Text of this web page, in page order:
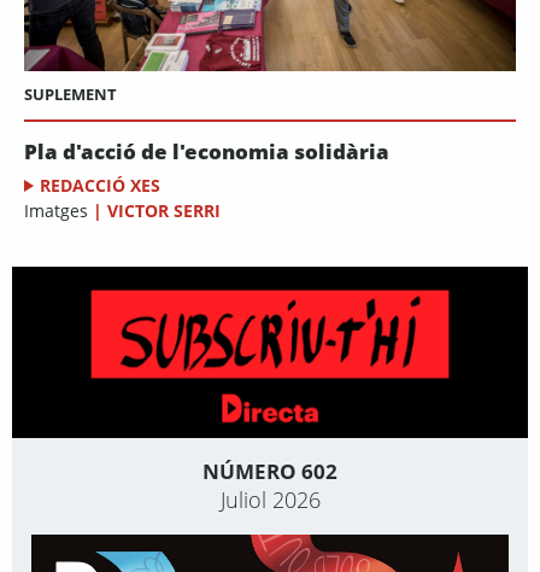
SUPLEMENT
Pla d'acció de l'economia solidària
REDACCIÓ XES
Imatges | VICTOR SERRI
NÚMERO 602
Juliol 2026